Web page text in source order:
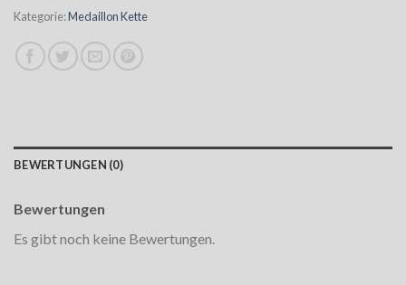
Kategorie:Medaillon Kette
BEWERTUNGEN (0)
Bewertungen
Es gibt noch keine Bewertungen.